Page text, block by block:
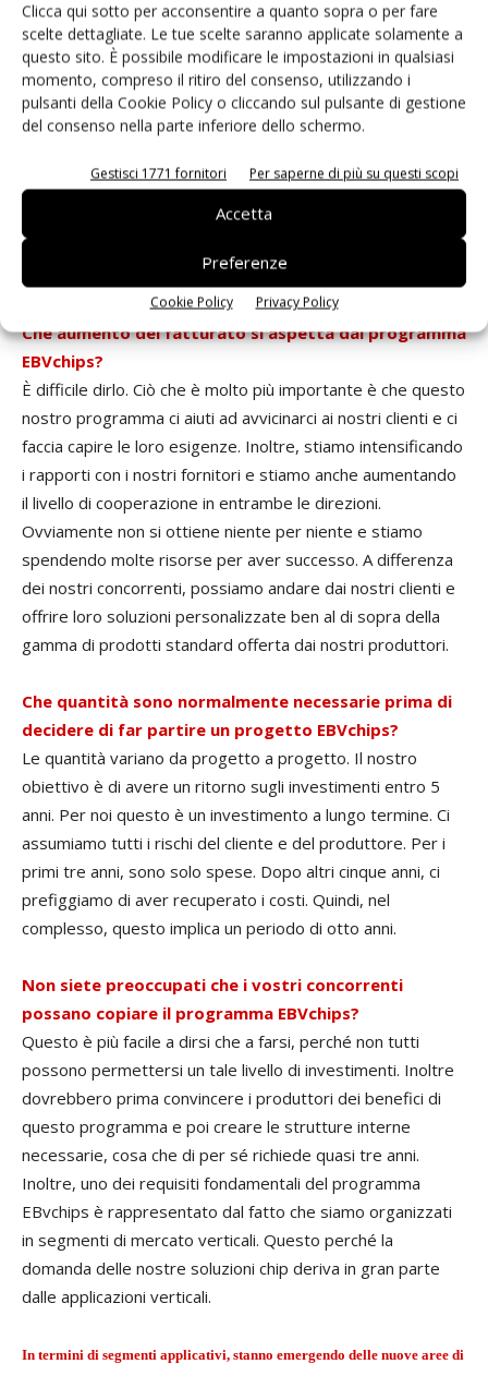
Clicca qui sotto per acconsentire a quanto sopra o per fare
scelte dettagliate. Le tue scelte saranno applicate solamente a
questo sito. È possibile modificare le impostazioni in qualsiasi
momento, compreso il ritiro del consenso, utilizzando i
pulsanti della Cookie Policy o cliccando sul pulsante di gestione
del consenso nella parte inferiore dello schermo.
Gestisci 1771 fornitori Per saperne di più su questi scopi
Accetta
Preferenze
Cookie Policy Privacy Policy
prodotto per tre o cinque anni.
Avete mai coinvolto due vostri fornitori in un
progetto EBVchip?
Si. Uno di questi progetti nel campo della tecnologia
dell'illuminazione è attualmente in corso. In un singolo
modulo, stiamo unendo i chip Led con un Asic che li
controlla. Si potrebbe anche ad esempio immaginare di
integrare un Asic di conversione Fpga con chip di memoria
in un unico involucro.
Che aumento del fatturato si aspetta dal programma
EBVchips?
È difficile dirlo. Ciò che è molto più importante è che questo
nostro programma ci aiuti ad avvicinarci ai nostri clienti e ci
faccia capire le loro esigenze. Inoltre, stiamo intensificando
i rapporti con i nostri fornitori e stiamo anche aumentando
il livello di cooperazione in entrambe le direzioni.
Ovviamente non si ottiene niente per niente e stiamo
spendendo molte risorse per aver successo. A differenza
dei nostri concorrenti, possiamo andare dai nostri clienti e
offrire loro soluzioni personalizzate ben al di sopra della
gamma di prodotti standard offerta dai nostri produttori.
Che quantità sono normalmente necessarie prima di
decidere di far partire un progetto EBVchips?
Le quantità variano da progetto a progetto. Il nostro
obiettivo è di avere un ritorno sugli investimenti entro 5
anni. Per noi questo è un investimento a lungo termine. Ci
assumiamo tutti i rischi del cliente e del produttore. Per i
primi tre anni, sono solo spese. Dopo altri cinque anni, ci
prefiggiamo di aver recuperato i costi. Quindi, nel
complesso, questo implica un periodo di otto anni.
Non siete preoccupati che i vostri concorrenti
possano copiare il programma EBVchips?
Questo è più facile a dirsi che a farsi, perché non tutti
possono permettersi un tale livello di investimenti. Inoltre
dovrebbero prima convincere i produttori dei benefici di
questo programma e poi creare le strutture interne
necessarie, cosa che di per sé richiede quasi tre anni.
Inoltre, uno dei requisiti fondamentali del programma
EBvchips è rappresentato dal fatto che siamo organizzati
in segmenti di mercato verticali. Questo perché la
domanda delle nostre soluzioni chip deriva in gran parte
dalle applicazioni verticali.
In termini di segmenti applicativi, stanno emergendo delle nuove aree di